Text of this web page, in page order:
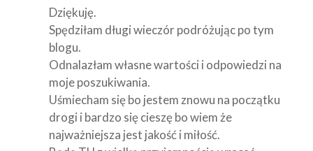
Dziękuję.
Spędziłam długi wieczór podróżując po tym
blogu.
Odnalazłam własne wartości i odpowiedzi na
moje poszukiwania.
Uśmiecham się bo jestem znowu na początku
drogi i bardzo się cieszę bo wiem że
najważniejsza jest jakość i miłość.